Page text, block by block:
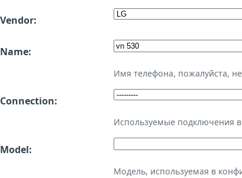
Vendor:
Name:
Имя телефона, пожалуйста,
Connection:
Используемые подключения
Model:
Модель, используемая в